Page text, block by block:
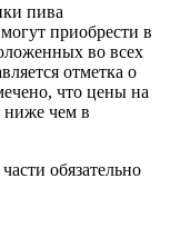
пива
приобрести в
во всех
отметка о
что цены на
ниже чем в
обязательно